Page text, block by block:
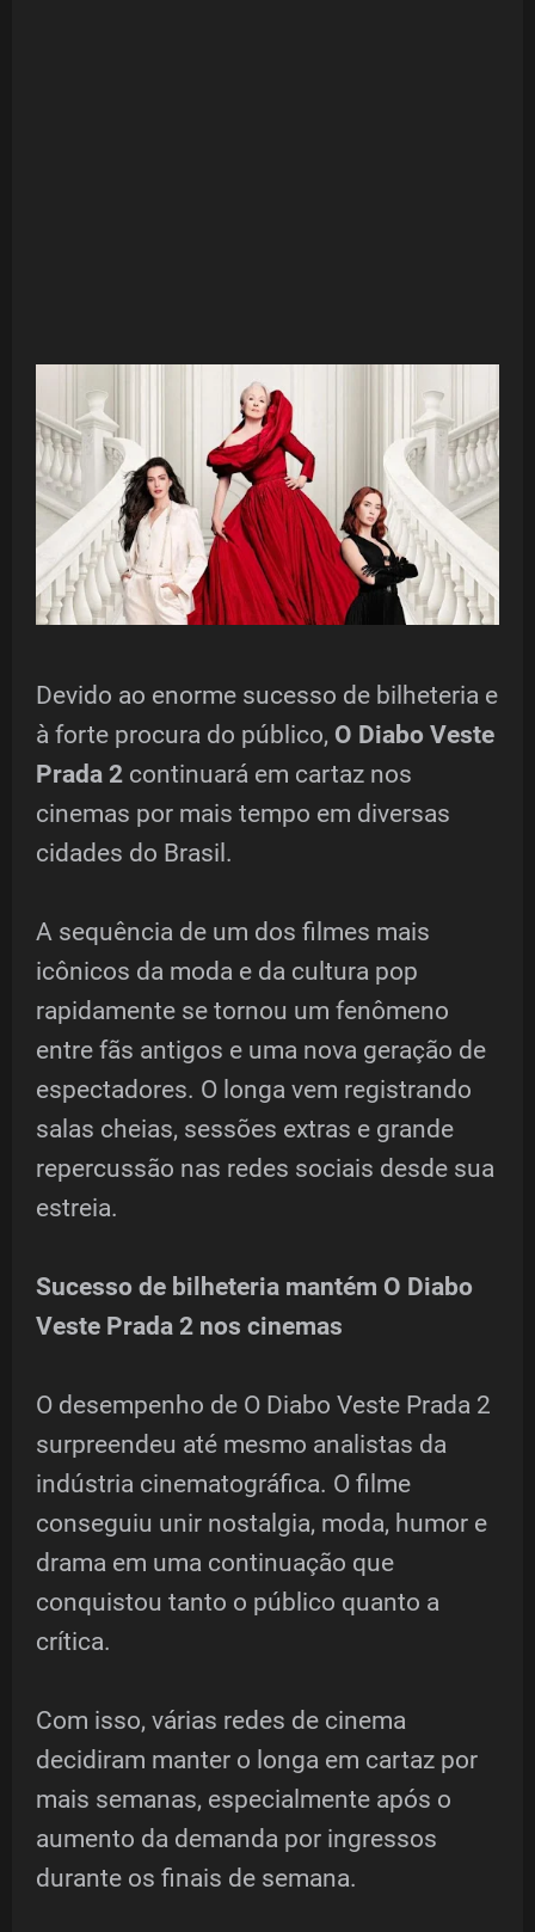
Devido ao enorme sucesso de bilheteria e
à forte procura do público, O Diabo Veste
Prada 2 continuará em cartaz nos
cinemas por mais tempo em diversas
cidades do Brasil.
A sequência de um dos filmes mais
icônicos da moda e da cultura pop
rapidamente se tornou um fenômeno
entre fãs antigos e uma nova geração de
espectadores. O longa vem registrando
salas cheias, sessões extras e grande
repercussão nas redes sociais desde sua
estreia.
Sucesso de bilheteria mantém O Diabo
Veste Prada 2 nos cinemas
O desempenho de O Diabo Veste Prada 2
surpreendeu até mesmo analistas da
indústria cinematográfica. O filme
conseguiu unir nostalgia, moda, humor e
drama em uma continuação que
conquistou tanto o público quanto a
crítica.
Com isso, várias redes de cinema
decidiram manter o longa em cartaz por
mais semanas, especialmente após o
aumento da demanda por ingressos
durante os finais de semana.